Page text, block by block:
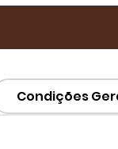
Condições